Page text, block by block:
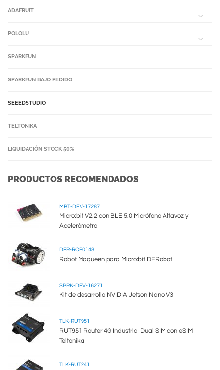
ADAFRUIT
POLOLU
SPARKFUN
SPARKFUN BAJO PEDIDO
SEEEDSTUDIO
TELTONIKA
LIQUIDACIÓN STOCK 50%
PRODUCTOS RECOMENDADOS
MBT-DEV-17287
Micro:bit V2.2 con BLE 5.0 Micrófono Altavoz y
Acelerómetro
DFR-ROB0148
Robot Maqueen para Micro:bit DFRobot
SPRK-DEV-16271
Kit de desarrollo NVIDIA Jetson Nano V3
TLK-RUT951
RUT951 Router 4G Industrial Dual SIM con eSIM
Teltonika
TLK-RUT241